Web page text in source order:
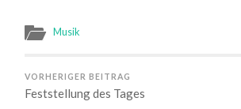
Musik
VORHERIGER BEITRAG
Feststellung des Tages